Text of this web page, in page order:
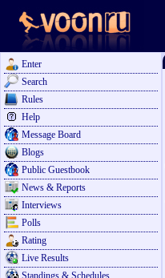
Enter
Search
Rules
Help
Message Board
Blogs
Public Guestbook
News & Reports
Interviews
Polls
Rating
Live Results
Standings & Schedules